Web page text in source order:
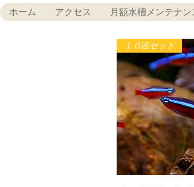
ホーム アクセス 月額水槽メンテナン
１０匹セット